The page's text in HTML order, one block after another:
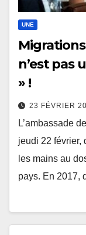
UNE
n’est pas
» !
23 FÉVRIER
L’ambassade
jeudi 22 février,
les mains au
pays. En 2017,